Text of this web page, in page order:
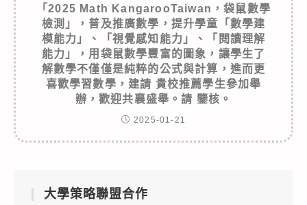
「2025 Math KangarooTaiwan，袋鼠數學
檢測」，普及推廣數學，提升學童「數學建
模能力」、「視覺感知能力」、「閱讀理解
能力」，用袋鼠數學豐富的圖象，讓學生了
解數學不僅僅是純粹的公式與計算，進而更
喜歡學習數學，建請 貴校推薦學生參加舉
辦，歡迎共襄盛舉。請 鑒核。
2025-01-21
大學策略聯盟合作